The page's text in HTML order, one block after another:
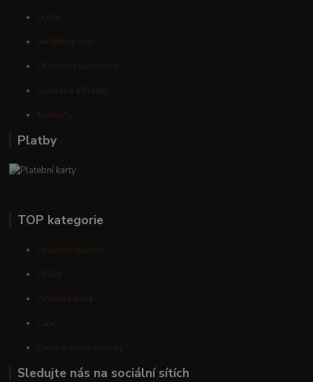
O nás
Jak Nakupovat
Obchodní podmínky
Doprava a Platby
Kontakty
Platby
TOP kategorie
Arabské cukroví
Oříšky
Arabská káva
Čaje
Datle a sušené plody
Sledujte nás na sociální sítích